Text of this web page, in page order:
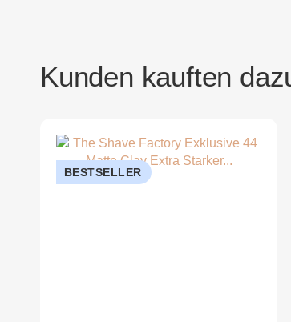
Kunden kauften
BESTSELLER